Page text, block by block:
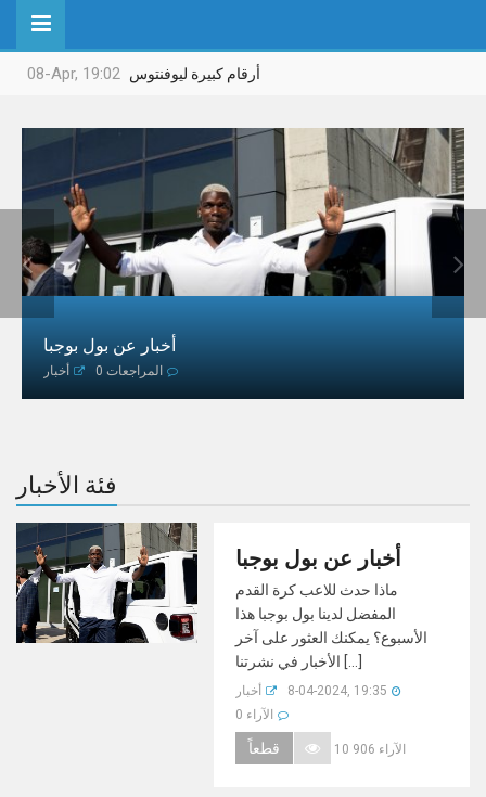
08-Apr, 19:02 أرقام كبيرة ليوفنتوس
أخبار عن بول بوجبا
أخبار 0 المراجعات
 
فئة الأخبار
أخبار عن بول بوجبا
ماذا حدث للاعب كرة القدم
المفضل لدينا بول بوجبا هذا
الأسبوع؟ يمكنك العثور على آخر
الأخبار في نشرتنا [...]
أخبار
8-04-2024, 19:35
0 الآراء
قطعاً 10 906 الآراء